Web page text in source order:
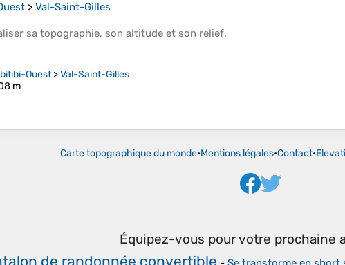
> Val-Saint-Gilles
sa topographie, son altitude et son relief.
Ouest>Val-Saint-Gilles
m
Carte topographique du monde•Mentions légales•Contact•
Équipez-vous pour votre prochaine
de randonnée convertible